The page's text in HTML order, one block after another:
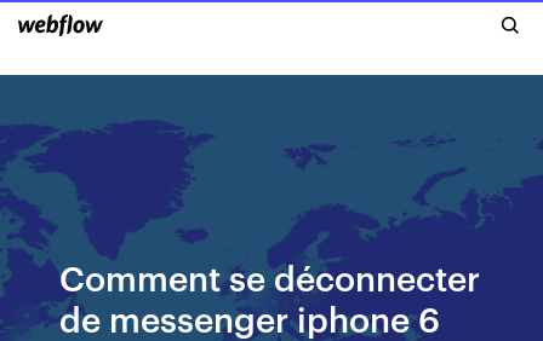
Comment se déconnecter
de messenger iphone 6